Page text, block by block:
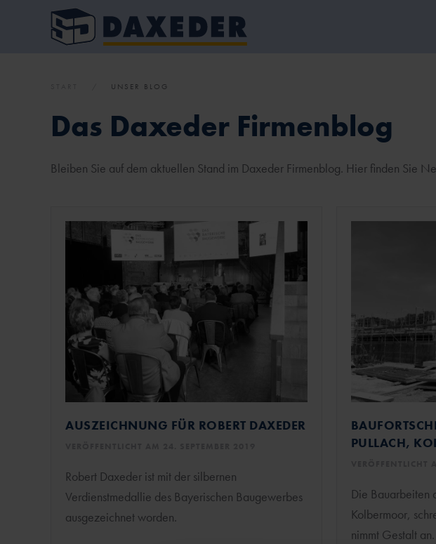
UNSER BLOG
Das Daxeder Firmenblog
Bleiben Sie auf dem aktuellen Stand im Daxeder Firmenblog. Hier finden Sie
AUSZEICHNUNG FÜR ROBERT DAXEDER
Robert Daxeder ist mit der silbernen
Verdienstmedallie des Bayerischen Baugewerbes
ausgezeichnet worden.
PULLACH,
Die Bauarbeiten
Kolbermoor,
nimmt Gestalt an.